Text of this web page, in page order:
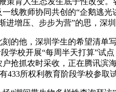
线教师协同共创的“企鹅逃
进增压、步步为营”的思，深
他，深圳学生的希望清单写
学校开展“每周半天打算”试
抢抓农时采收，正在腾讯滨
433所权利教育阶段学校参取